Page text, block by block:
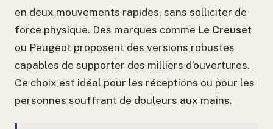
en deux mouvements rapides, sans solliciter de
force physique. Des marques comme Le Creuset
ou Peugeot proposent des versions robustes
capables de supporter des milliers d’ouvertures.
Ce choix est idéal pour les réceptions ou pour les
personnes souffrant de douleurs aux mains.